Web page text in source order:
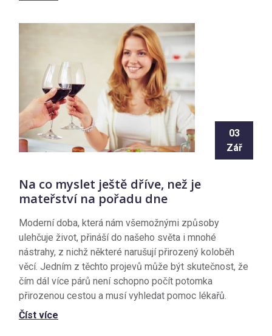
03
Zář
Na co myslet ještě dříve, než je
mateřství na pořadu dne
Moderní doba, která nám všemožnými způsoby
ulehčuje život, přináší do našeho světa i mnohé
nástrahy, z nichž některé narušují přirozený koloběh
věcí. Jedním z těchto projevů může být skutečnost, že
čím dál více párů není schopno počít potomka
přirozenou cestou a musí vyhledat pomoc lékařů.
Číst více